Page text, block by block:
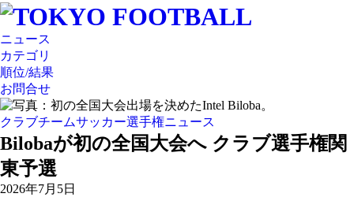
ニュース
カテゴリ
順位/結果
お問合せ
クラブチームサッカー選手権ニュース
Bilobaが初の全国大会へ クラブ選手権関
東予選
2026年7月5日